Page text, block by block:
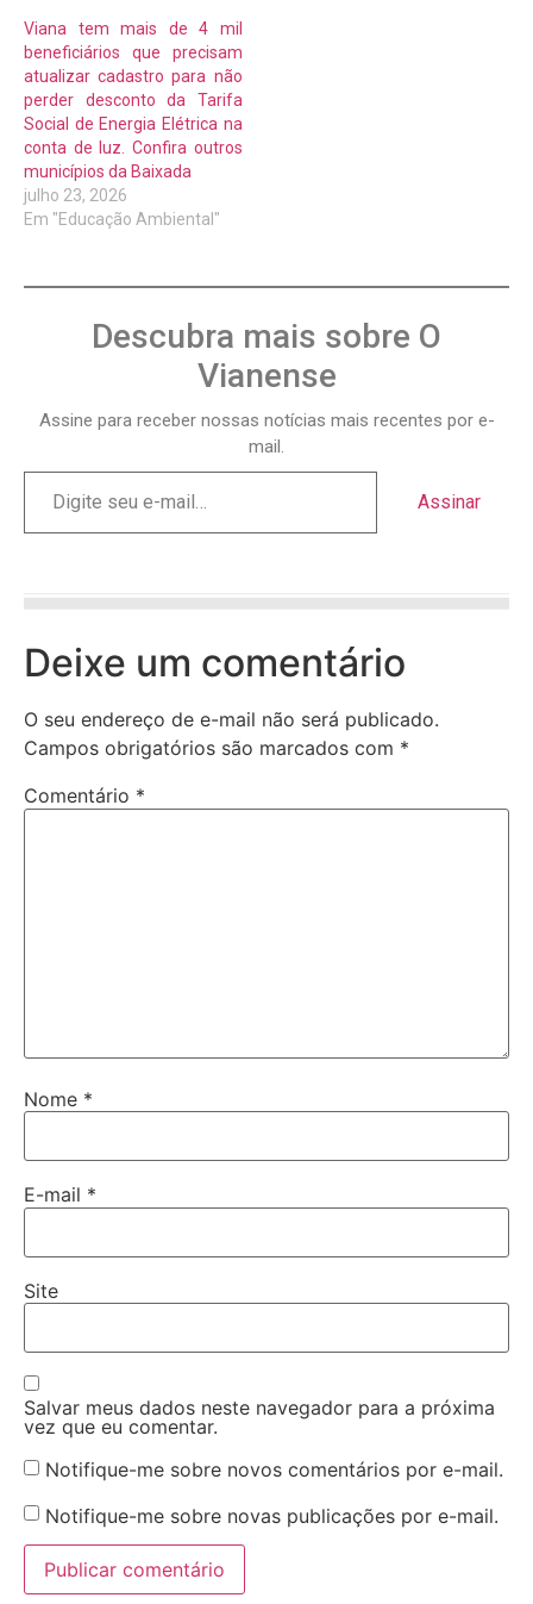
Viana tem mais de 4 mil
beneficiários que precisam
atualizar cadastro para não
perder desconto da Tarifa
Social de Energia Elétrica na
conta de luz. Confira outros
municípios da Baixada
julho 23, 2026
Em "Educação Ambiental"
Descubra mais sobre O
Vianense
Assine para receber nossas notícias mais recentes por e-
mail.
Assinar
Deixe um comentário
O seu endereço de e-mail não será publicado.
Campos obrigatórios são marcados com *
Comentário *
Nome *
E-mail *
Site
Salvar meus dados neste navegador para a próxima
vez que eu comentar.
Notifique-me sobre novos comentários por e-mail.
Notifique-me sobre novas publicações por e-mail.